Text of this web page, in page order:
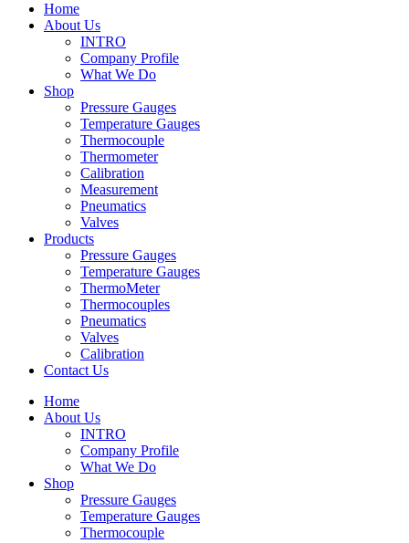
Home
About Us
INTRO
Company Profile
What We Do
Shop
Pressure Gauges
Temperature Gauges
Thermocouple
Thermometer
Calibration
Measurement
Pneumatics
Valves
Products
Pressure Gauges
Temperature Gauges
ThermoMeter
Thermocouples
Pneumatics
Valves
Calibration
Contact Us
Home
About Us
INTRO
Company Profile
What We Do
Shop
Pressure Gauges
Temperature Gauges
Thermocouple